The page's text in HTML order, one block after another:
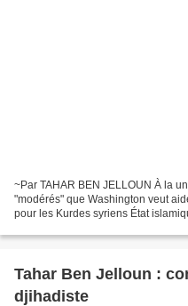
~Par TAHAR BEN JELLOUN À la
"modérés" que Washington veut
pour les Kurdes syriens État
Tahar Ben Jelloun :
djihadiste